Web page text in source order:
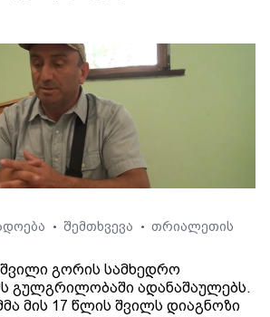
• შემთხვევა • თრიალეთის
გორის სამხედრო
გულგრილობაში ადანაშაულებს.
მის 17 წლის შვილს დიაგნოზი